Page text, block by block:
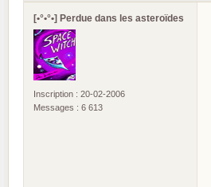
[•°•°•] Perdue dans les asteroïdes
Inscription : 20-02-2006
Messages : 6 613